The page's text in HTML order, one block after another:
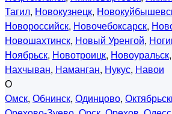
Тагил, Новокузнецк,
Новороссийск, Новочебоксарск,
Новошахтинск, Новый Уренгой,
Ноябрьск, Новотроицк, Новоуральск,
Нахчыван, Наманган, Нукус, Навои
О
Омск, Обнинск, Одинцово,